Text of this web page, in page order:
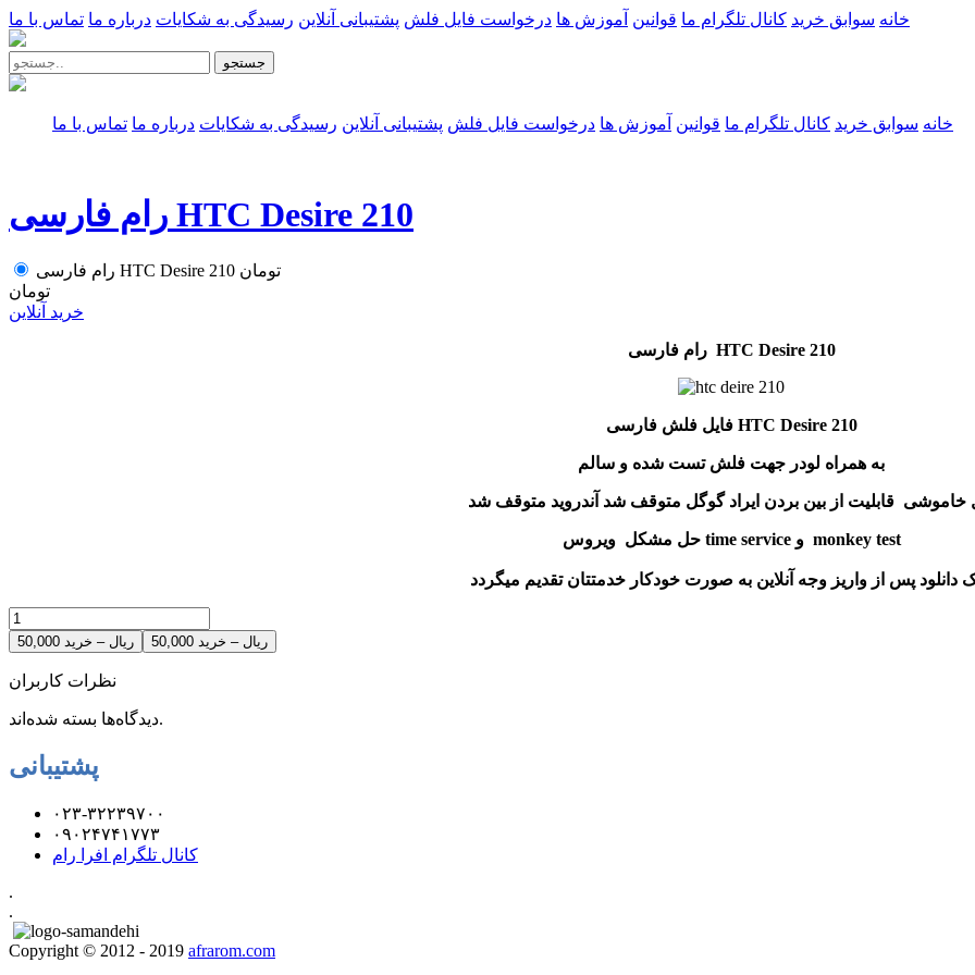
خانه سوابق خرید کانال تلگرام ما قوانین آموزش ها درخواست فایل فلش پشتیبانی آنلاین رسیدگی به شکایات درباره ما تماس با ما
جستجو
خانه سوابق خرید کانال تلگرام ما قوانین آموزش ها درخواست فایل فلش پشتیبانی آنلاین رسیدگی به شکایات درباره ما تماس با ما
رام فارسی HTC Desire 210
رام فارسی HTC Desire 210 تومان
تومان
خرید آنلاین
رام فارسی HTC Desire 210
فایل فلش فارسی HTC Desire 210
به همراه لودر جهت فلش تست شده و سالم
قابلیت از بین بردن ایراد گوگل متوقف شد آندروید متوقف شد
حل مشکل ویروس time service و monkey test
دانلود پس از واریز وجه آنلاین به صورت خودکار خدمتتان تقدیم میگردد
50,000 ریال – خرید
نظرات کاربران
دیدگاه‌ها بسته شده‌اند.
پشتیبانی
۰۲۳-۳۲۲۳۹۷۰۰
۰۹۰۲۴۷۴۱۷۷۳
کانال تلگرام افرا رام
.
.
Copyright © 2012 - 2019 afrarom.com